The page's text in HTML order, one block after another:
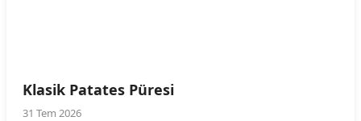
Klasik Patates Püresi
31 Tem 2026